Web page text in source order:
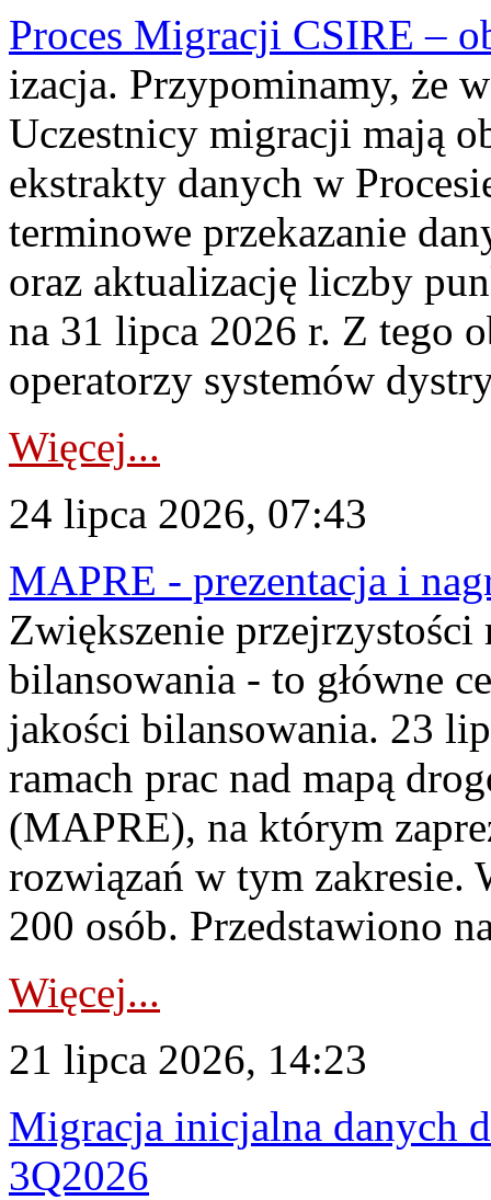
Proces Migracji CSIRE –
izacja. Przypominamy, że
Uczestnicy migracji mają
ekstrakty danych w
terminowe przekazanie
oraz aktualizację liczby
na 31 lipca 2026 r. Z tego
operatorzy systemów
Więcej...
24 lipca 2026, 07:43
MAPRE - prezentacja i
Zwiększenie
bilansowania - to główne
jakości bilansowania. 23
ramach prac nad mapą
(MAPRE), na którym
rozwiązań w tym zakresie.
200 osób. Przedstawiono
Więcej...
21 lipca 2026, 14:23
Migracja inicjalna danych
3Q2026